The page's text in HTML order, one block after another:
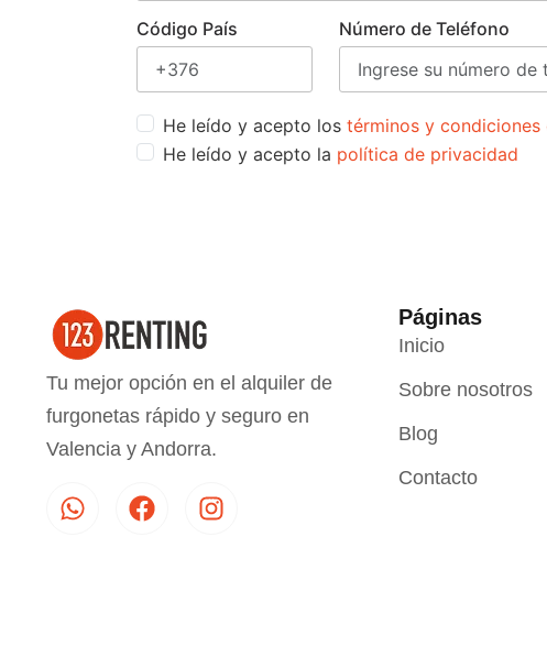
Código País Número de Teléfono
He leído y acepto los términos y condiciones
He leído y acepto la política de privacidad
Tu mejor opción en el alquiler de
furgonetas rápido y seguro en
Valencia y Andorra.
Páginas
Inicio
Sobre nosotros
Blog
Contacto